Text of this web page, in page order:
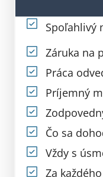
Spoľahlivý
Záruka na
Práca
Príjemný
Čo sa
Vždy s
Za